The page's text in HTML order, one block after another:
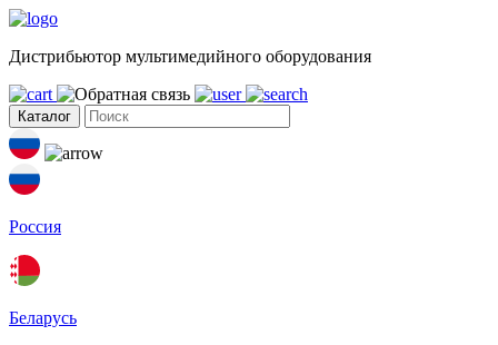
Дистрибьютор мультимедийного оборудования
Каталог
Россия
Беларусь